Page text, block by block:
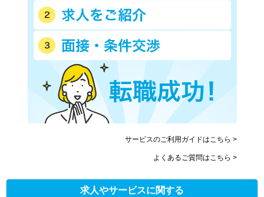
サービスのご利用ガイドはこちら >
よくあるご質問はこちら >
求人やサービスに関する